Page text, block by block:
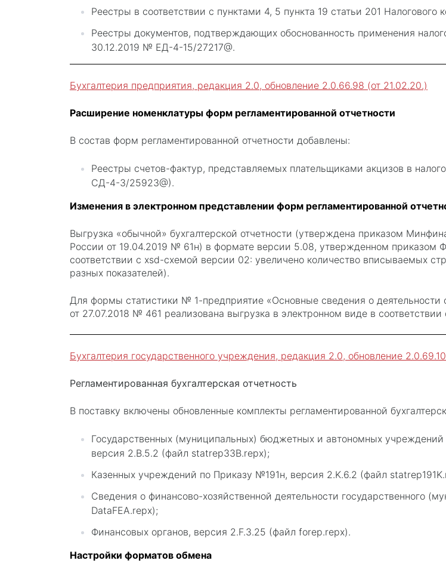
Реестры в соответствии с пунктами 4, 5 пункта 19 статьи 201
Реестры документов, подтверждающих обоснованность применения
30.12.2019 № ЕД-4-15/27217@.
Бухгалтерия предприятия, редакция 2.0, обновление 2.0.66.98 (от 21.02.20.)
Расширение номенклатуры форм регламентированной отчетности
В состав форм регламентированной отчетности добавлены:
Реестры счетов-фактур, представляемых плательщиками акцизов в
СД-4-3/25923@).
Изменения в электронном представлении форм регламентированной
Выгрузка «обычной» бухгалтерской отчетности (утверждена приказом
России от 19.04.2019 № 61н) в формате версии 5.08, утвержденном
соответствии с xsd-схемой версии 02: увеличено количество вписываемых
разных показателей).
Для формы статистики № 1-предприятие «Основные сведения о
от 27.07.2018 № 461 реализована выгрузка в электронном виде в
Бухгалтерия государственного учреждения, редакция 2.0, обновление
Регламентированная бухгалтерская отчетность
В поставку включены обновленные комплекты регламентированной
Государственных (муниципальных) бюджетных и автономных
версия 2.B.5.2 (файл statrep33B.repx);
Казенных учреждений по Приказу №191н, версия 2.K.6.2 (файл
Сведения о финансово-хозяйственной деятельности государственного
DataFEA.repx);
Финансовых органов, версия 2.F.3.25 (файл forep.repx).
Настройки форматов обмена